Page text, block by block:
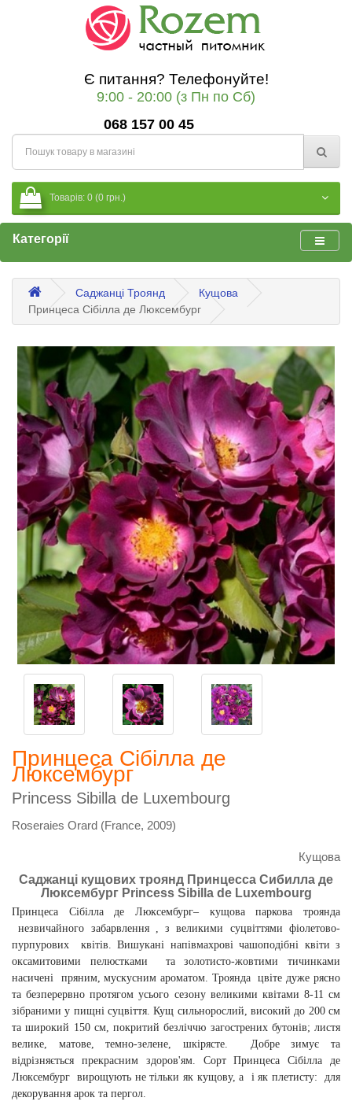
Є питання? Телефонуйте!
9:00 - 20:00 (з Пн по Сб)
068 157 00 45
Товарів: 0 (0 грн.)
Категорії
Саджанці Троянд
Кущова
Принцеса Сібілла де Люксембург
Принцеса Сібілла де
Люксембург
Princess Sibilla de Luxembourg
Roseraies Orard (France, 2009)
Кущова
Саджанці кущових троянд Принцесса Сибилла де
Люксембург Princess Sibilla de Luxembourg
Принцеса Сібілла де Люксембург– кущова паркова троянда
незвичайного забарвлення , з великими суцвіттями фіолетово-
пурпурових
квітів. Вишукані напівмахрові чашоподібні квіти з
оксамитовими пелюстками
та золотисто-жовтими тичинками
насичені
пряним, мускусним ароматом. Троянда
цвіте дуже рясно
та безперервно протягом усього сезону великими квітами 8-11 см
зібраними у пищні суцвіття. Кущ сильнорослий, високий до 200 см
та широкий 150 см, покритий безліччю загострених бутонів; листя
велике, матове, темно-зелене, шкірясте.
Добре зимує та
відрізняється прекрасним здоров'ям. СортПринцеса Сібілла де
Люксембург
вирощують не тільки як кущову, а і як плетисту:
для
декорування арок та пергол.